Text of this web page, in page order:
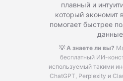
плавный и
который экономит
помогает быстрее
💡 А знаете ли вы?
бесплатный ИИ-
используемый такими
ChatGPT, Perplexity и